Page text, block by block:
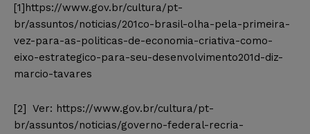
[1]https://www.gov.br/cultura/pt-
br/assuntos/noticias/201co-brasil-olha-pela-primeira-
vez-para-as-politicas-de-economia-criativa-como-
eixo-estrategico-para-seu-desenvolvimento201d-diz-
marcio-tavares
[2] Ver: https://www.gov.br/cultura/pt-
br/assuntos/noticias/governo-federal-recria-